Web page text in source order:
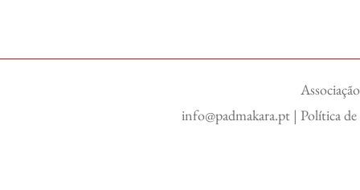
info@padmakara.pt | Política